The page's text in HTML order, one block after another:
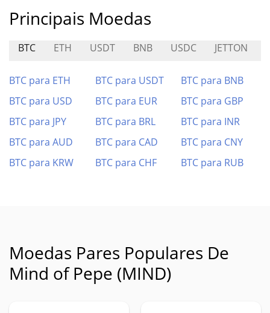
Principais Moedas
BTC ETH USDT BNB USDC JETTON
BTC para ETH BTC para USDT
BTC para BNB
BTC para USD
BTC para EUR
BTC para GBP
BTC para JPY
BTC para BRL
BTC para INR
BTC para AUD
BTC para CAD
BTC para CNY
BTC para KRW
BTC para CHF BTC para RUB
Moedas Pares Populares De
Mind of Pepe (MIND)